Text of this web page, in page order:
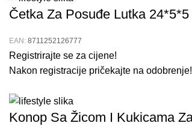
Četka Za Posuđe Lutka
EAN: 8711252126777
Registrirajte se za cijene!
Nakon registracije pričekajte na odobrenje!
Konop Sa Žicom I Kukicama